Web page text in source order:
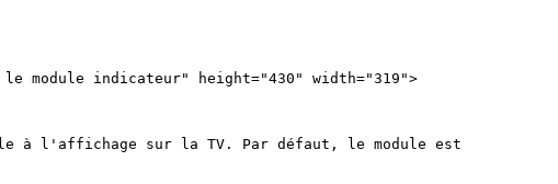
le module indicateur" height="430" width="319">
à l'affichage sur la TV. Par défaut, le module est